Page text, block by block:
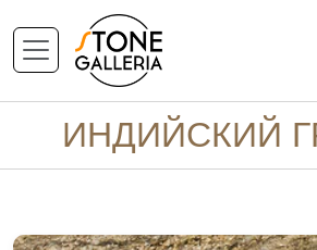
ИНДИЙСКИЙ